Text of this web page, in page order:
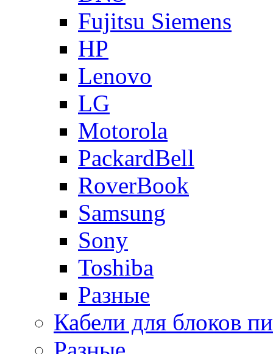
Fujitsu Siemens
HP
Lenovo
LG
Motorola
PackardBell
RoverBook
Samsung
Sony
Toshiba
Разные
Кабели для блоков